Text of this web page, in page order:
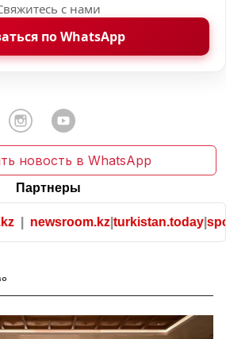
с нами
по WhatsApp
новость в WhatsApp
Партнеры
| newsroom.kz|turkistan.today|